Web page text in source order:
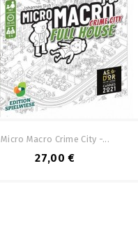
Micro Macro Crime City -...
27,00 €